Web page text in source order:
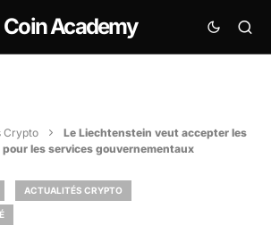
Coin Academy
Crypto
Le Liechtenstein veut accepter les
les services gouvernementaux
ACTUALITÉS CRYPTO